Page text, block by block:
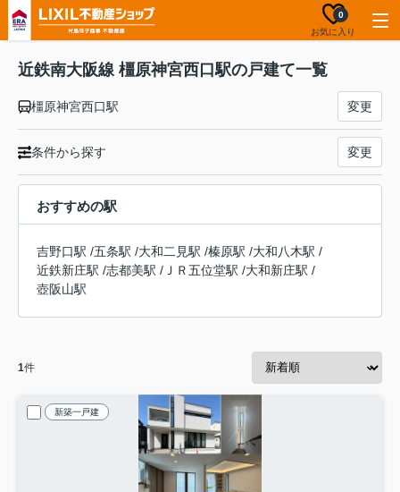
お気に入り
0
近鉄南大阪線 橿原神宮西口駅の戸建て一覧
橿原神宮西口駅 変更
条件から探す 変更
おすすめの駅
吉野口駅 /五条駅 /大和二見駅 /榛原駅 /大和八木駅 /
近鉄新庄駅 /志都美駅 / ＪＲ五位堂駅 /大和新庄駅 /
壺阪山駅
1件
新築一戸建